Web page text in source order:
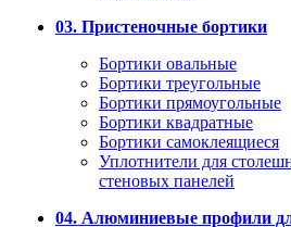
03. Пристеночные бортики
Бортики овальные
Бортики треугольные
Бортики прямоугольные
Бортики квадратные
Бортики самоклеящиеся
Уплотнители для
стеновых панелей
04. Алюминиевые профили